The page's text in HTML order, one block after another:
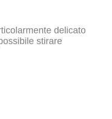
delicato
stirare